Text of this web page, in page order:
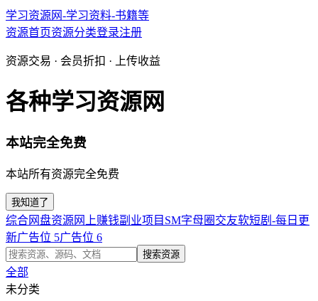
学习资源网-学习资料-书籍等
资源首页资源分类登录注册
资源交易 · 会员折扣 · 上传收益
各种学习资源网
本站完全免费
本站所有资源完全免费
我知道了
综合网盘资源 网上赚钱副业项目 SM字母圈交友软短剧-每日更
新广告位 5广告位 6
搜索资源
全部
未分类